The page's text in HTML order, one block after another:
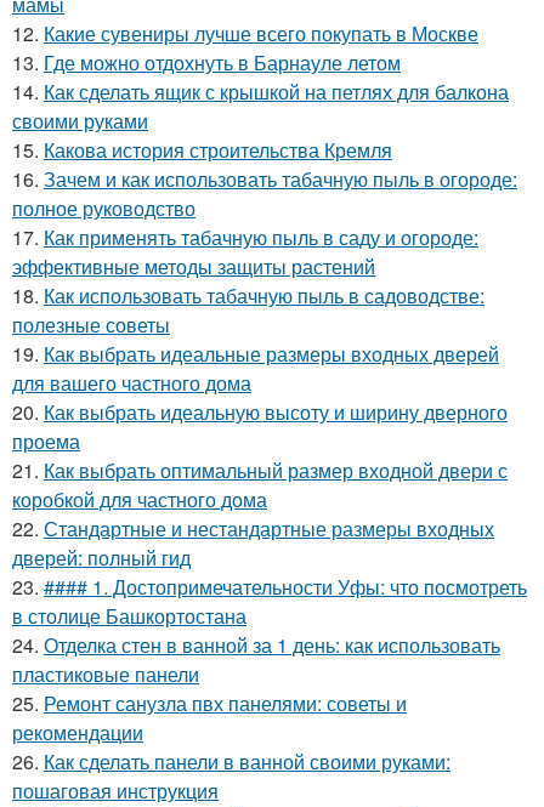
12. Какие сувениры лучше всего покупать в Москве
13. Где можно отдохнуть в Барнауле летом
14. Как сделать ящик с крышкой на петлях для балкона
своими руками
15. Какова история строительства Кремля
16. Зачем и как использовать табачную пыль в огороде:
полное руководство
17. Как применять табачную пыль в саду и огороде:
эффективные методы защиты растений
18. Как использовать табачную пыль в садоводстве:
полезные советы
19. Как выбрать идеальные размеры входных дверей
для вашего частного дома
20. Как выбрать идеальную высоту и ширину дверного
проема
21. Как выбрать оптимальный размер входной двери с
коробкой для частного дома
22. Стандартные и нестандартные размеры входных
дверей: полный гид
23. #### 1. Достопримечательности Уфы: что посмотреть
в столице Башкортостана
24. Отделка стен в ванной за 1 день: как использовать
пластиковые панели
25. Ремонт санузла пвх панелями: советы и
рекомендации
26. Как сделать панели в ванной своими руками:
пошаговая инструкция